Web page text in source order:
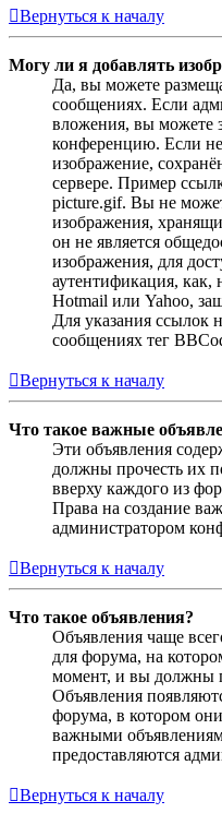
Вернуться к началу
Могу ли я добавлять
Да, вы можете
сообщениях. Если
вложения, вы можете
конференцию. Если
изображение,
сервере. Пример
picture.gif. Вы не
изображения,
он не является
изображения, для
аутентификация,
Hotmail или Yahoo,
Для указания ссылок
сообщениях тег
Вернуться к началу
Что такое важные
Эти объявления
должны прочесть их
вверху каждого из
Права на создание
администратором
Вернуться к началу
Что такое объявления?
Объявления чаще
для форума, на
момент, и вы должны
Объявления
форума, в котором
важными
предоставляются
Вернуться к началу